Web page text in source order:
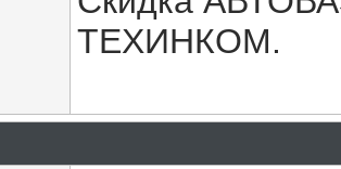
ТЕХИНКОМ.